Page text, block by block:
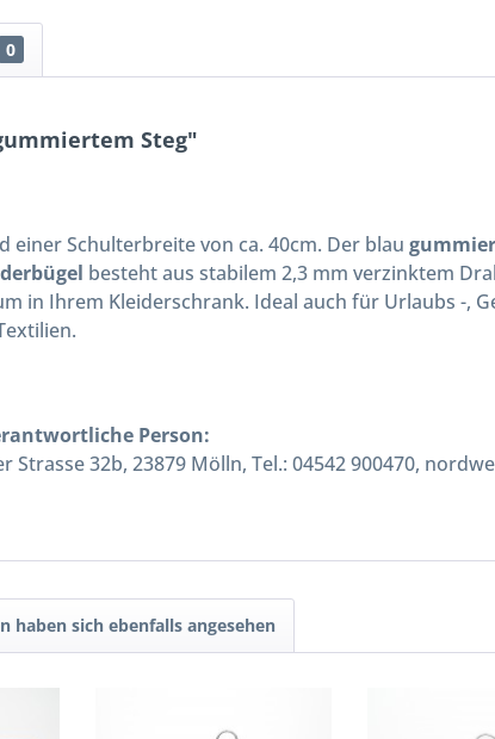
0
Steg"
Schulterbreite von ca. 40cm. Der blau
besteht aus stabilem 2,3 mm verzinktem
in Ihrem Kleiderschrank. Ideal auch für Urlaubs -,
Person:
32b, 23879 Mölln, Tel.: 04542 900470,
haben sich ebenfalls angesehen